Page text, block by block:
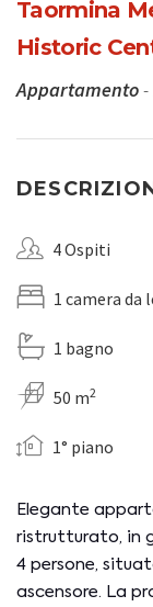
Taormina
Historic
Appartamento-
4 Ospiti
1 camera da
1 bagno
50 m2
1° piano
Elegante
ristrutturato, in
4 persone,
ascensore. La